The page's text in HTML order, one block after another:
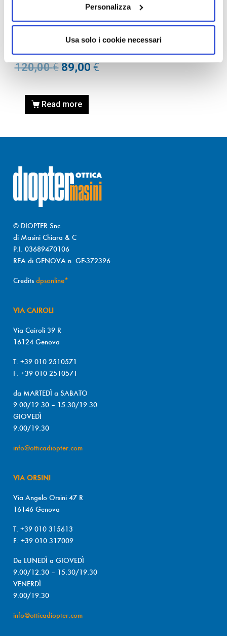
Personalizza
Usa solo i cookie necessari
OCCHIALI DA SOLE
OCCHIALE DA VISTA
ADRIANNA II – 316011
120,00€ 89,00 €
Read more
© DIOPTER Snc
di Masini Chiara & C
P.I. 03689470106
REA di GENOVA n. GE-372396
Credits dpsonline*
VIA CAIROLI
Via Cairoli 39 R
16124 Genova
T. +39 010 2510571
F. +39 010 2510571
da MARTEDÌ a SABATO
9.00/12.30 – 15.30/19.30
GIOVEDÌ
9.00/19.30
info@otticadiopter.com
VIA ORSINI
Via Angelo Orsini 47 R
16146 Genova
T. +39 010 315613
F. +39 010 317009
Da LUNEDÌ a GIOVEDÌ
9.00/12.30 – 15.30/19.30
VENERDÌ
9.00/19.30
info@otticadiopter.com